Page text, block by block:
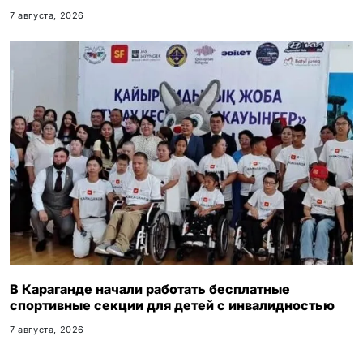
7 августа, 2026
В Караганде начали работать бесплатные
спортивные секции для детей с инвалидностью
7 августа, 2026